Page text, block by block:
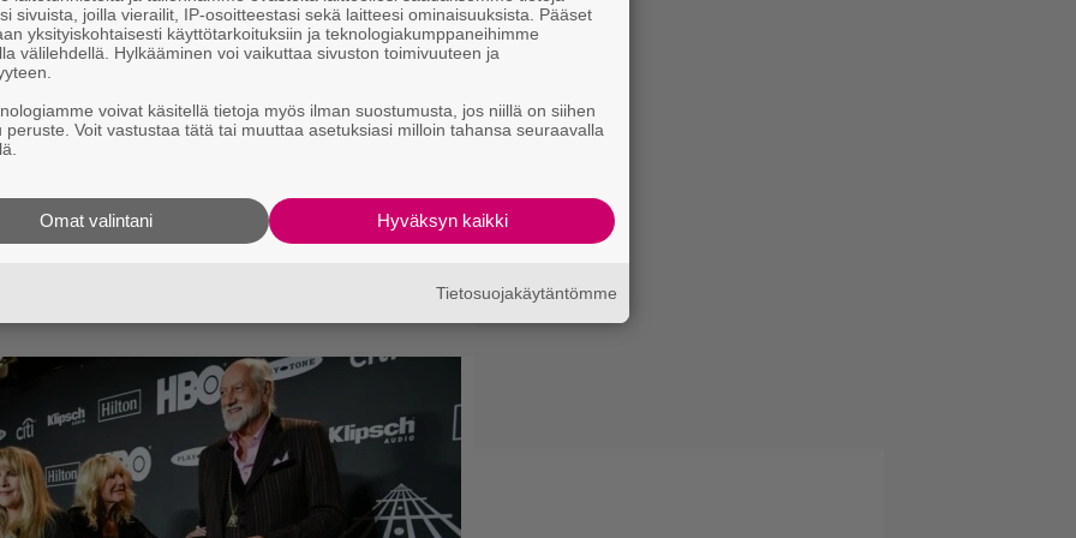
edesmenneelle
McVielle – katso sangen
sivuista, joilla vierailit, IP-osoitteestasi sekä laitteesi ominaisuuksista. Pääset
yksityiskohtaisesti käyttötarkoituksiin ja teknologiakumppaneihimme
välilehdellä. Hylkääminen voi vaikuttaa sivuston toimivuuteen ja
voivat käsitellä tietoja myös ilman suostumusta, jos niillä on siihen
peruste. Voit vastustaa tätä tai muuttaa asetuksiasi milloin tahansa seuraavalla
Hyväksyn kaikki
Omat valintani
Tietosuojakäytäntömme